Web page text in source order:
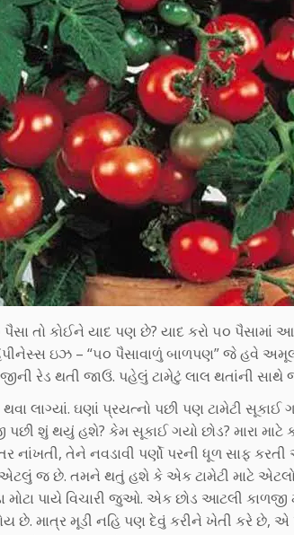
તો કોઈને યાદ પણ છે? યાદ કરો ૫૦ પૈસામાં
ઇઝ – “૫૦ પૈસાવાળું બાળપણ” જે હવે
રેડ થતી જાઉં. પહેલું ટામેટું લાલ થતાંની સાથે
થવા લાગ્યાં. ઘણાં પ્રયત્નો પછી પણ ટામેટી
શું થયું હશે? કેમ સૂકાઈ ગયો છોડ? મારા
નાંખતી, તેને નવડાવી પર્ણો પરની ધૂળ સાફ
જ છે. તમને થતું હશે કે એક ટામેટી માટે એટલો
મોટા પાયે વિચારી જુઓ. એક છોડ આટલી કાળજી
છે. માત્ર મૂડી નહિ પણ દેવું કરીને ખેતી કરે છે, એ